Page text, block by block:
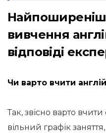
вивчення
відповіді
Чи варто вчити
Так, звісно варто
вільний графік